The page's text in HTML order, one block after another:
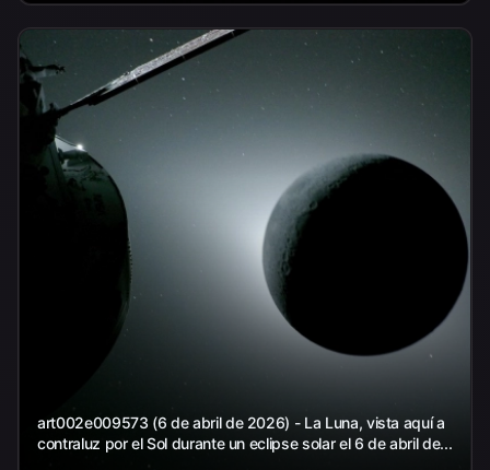
art002e009573 (6 de abril de 2026) - La Luna, vista aquí a
contraluz por el Sol durante un eclipse solar el 6 de abril de...